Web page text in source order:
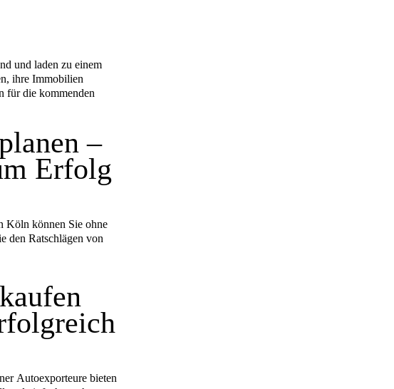
und laden zu einem
ihre Immobilien
für die kommenden
–
Erfolg
Köln können Sie ohne
den Ratschlägen von
Autoexporteure bieten